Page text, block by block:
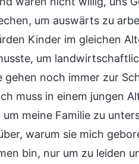
um auswärts zu
Kinder im gleichen
um
gehen noch immer zur
muss in einem jungen
meine Familie zu
warum sie mich
bin, nur um zu leiden